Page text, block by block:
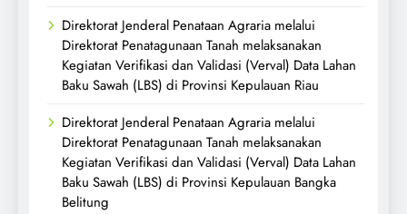
Direktorat Jenderal Penataan Agraria melalui
Direktorat Penatagunaan Tanah melaksanakan
Kegiatan Verifikasi dan Validasi (Verval) Data Lahan
Baku Sawah (LBS) di Provinsi Kepulauan Riau
Direktorat Jenderal Penataan Agraria melalui
Direktorat Penatagunaan Tanah melaksanakan
Kegiatan Verifikasi dan Validasi (Verval) Data Lahan
Baku Sawah (LBS) di Provinsi Kepulauan Bangka
Belitung